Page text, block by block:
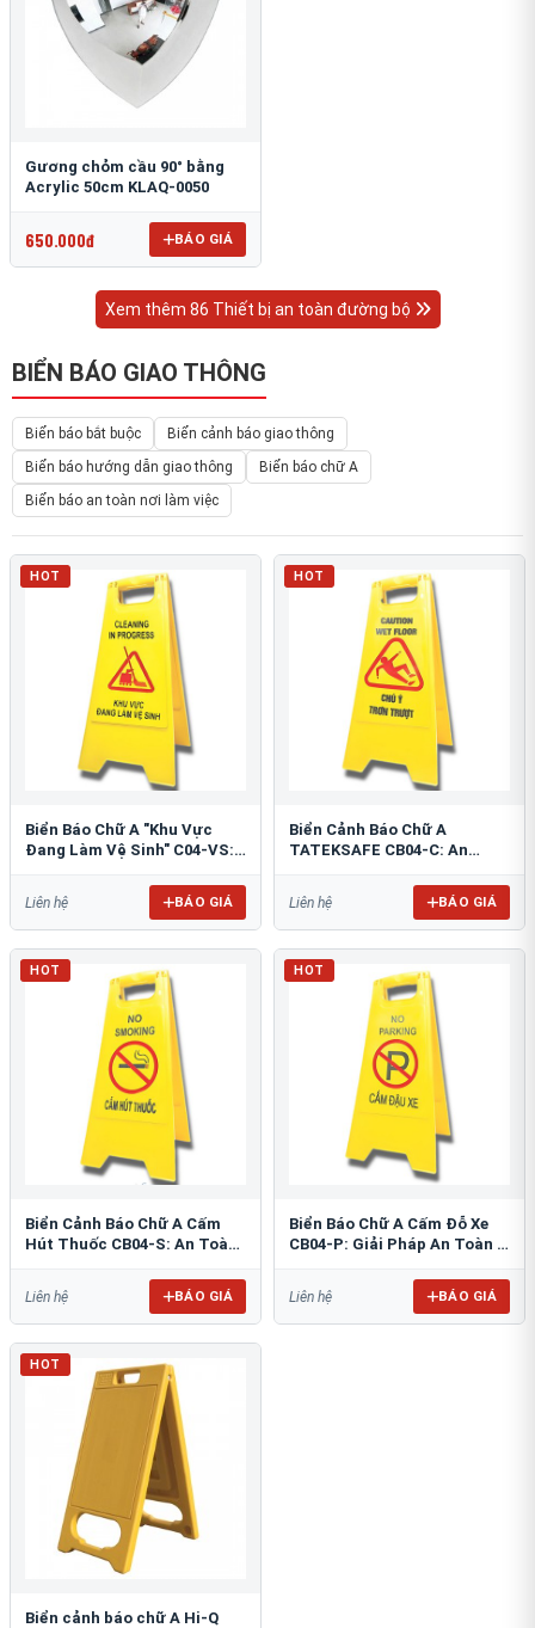
Gương chỏm cầu 90° bằng
Acrylic 50cm KLAQ-0050
650.000đ BÁO GIÁ
Xem thêm 86 Thiết bị an toàn đường bộ
BIỂN BÁO GIAO THÔNG
Biển báo bắt buộc
Biển cảnh báo giao thông
Biển báo hướng dẫn giao thông
Biển báo chữ A
Biển báo an toàn nơi làm việc
HOT
Biển Báo Chữ A "Khu Vực
Đang Làm Vệ Sinh" C04-VS:
Liên hệ BÁO GIÁ
HOT
Biển Cảnh Báo Chữ A
TATEKSAFE CB04-C: An
Liên hệ BÁO GIÁ
HOT
Biển Cảnh Báo Chữ A Cấm
Hút Thuốc CB04-S: An Toàn
Liên hệ BÁO GIÁ
HOT
Biển Báo Chữ A Cấm Đỗ Xe
CB04-P: Giải Pháp An Toàn &
Liên hệ BÁO GIÁ
HOT
Biển cảnh báo chữ A Hi-Q